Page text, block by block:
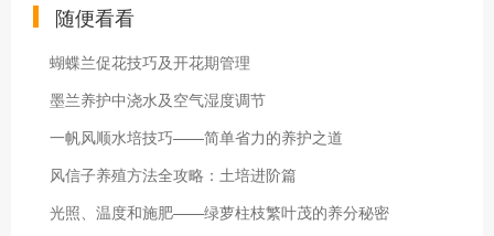
随便看看
蝴蝶兰促花技巧及开花期管理
墨兰养护中浇水及空气湿度调节
一帆风顺水培技巧——简单省力的养护之道
风信子养殖方法全攻略：土培进阶篇
光照、温度和施肥——绿萝柱枝繁叶茂的养分秘密